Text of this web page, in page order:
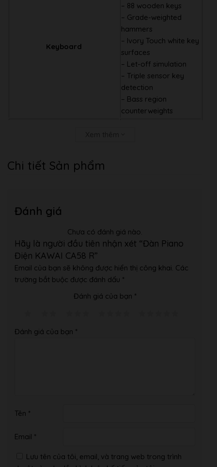
Keyboard
– 88 wooden keys
– Grade-weighted
hammers
– Ivory Touch white key
surfaces
– Let-off simulation
– Triple sensor key
detection
– Bass region
counterweights
Piano Sound
sampling
– SK-EX, EX recording
polyphony
Rendering
– Damper Noise
Chi tiết Sản phẩm
Đánh giá
Chưa có đánh giá nào.
Hãy là người đầu tiên nhận xét “Đàn Piano
Điện KAWAI CA58 R”
Email của bạn sẽ không được hiển thị công khai. Các
trường bắt buộc được đánh dấu *
Đánh giá của bạn *
Đánh giá của bạn *
Tên *
Email *
Lưu tên của tôi, email, và trang web trong trình